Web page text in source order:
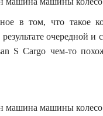
в том, что такое
очередной
S Cargo чем-то